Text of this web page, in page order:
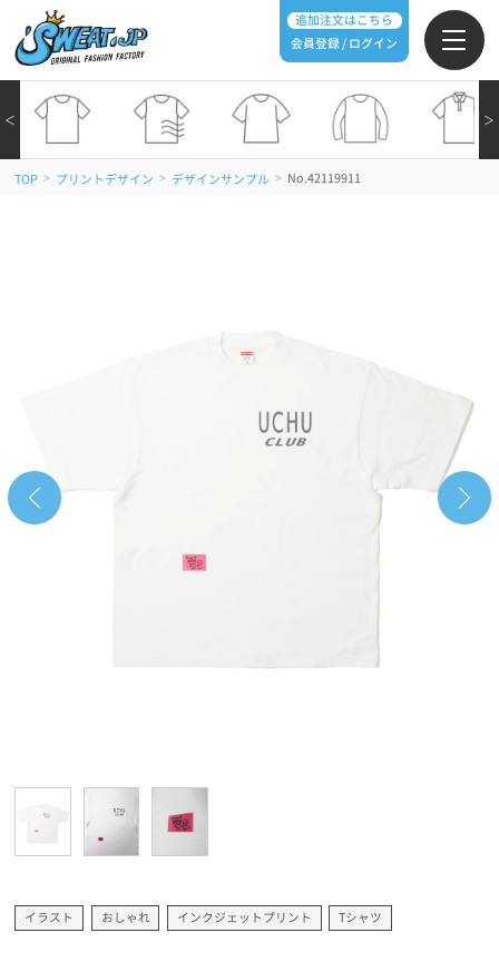
追加注文はこちら
会員登録 / ログイン
＞
＜
TOP > プリントデザイン > デザインサンプル > No.42119911
イラスト おしゃれ インクジェットプリント Tシャツ